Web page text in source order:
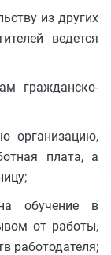
из других
ведется
гражданско-
организацию,
плата, а
обучение в
от работы,
работодателя;